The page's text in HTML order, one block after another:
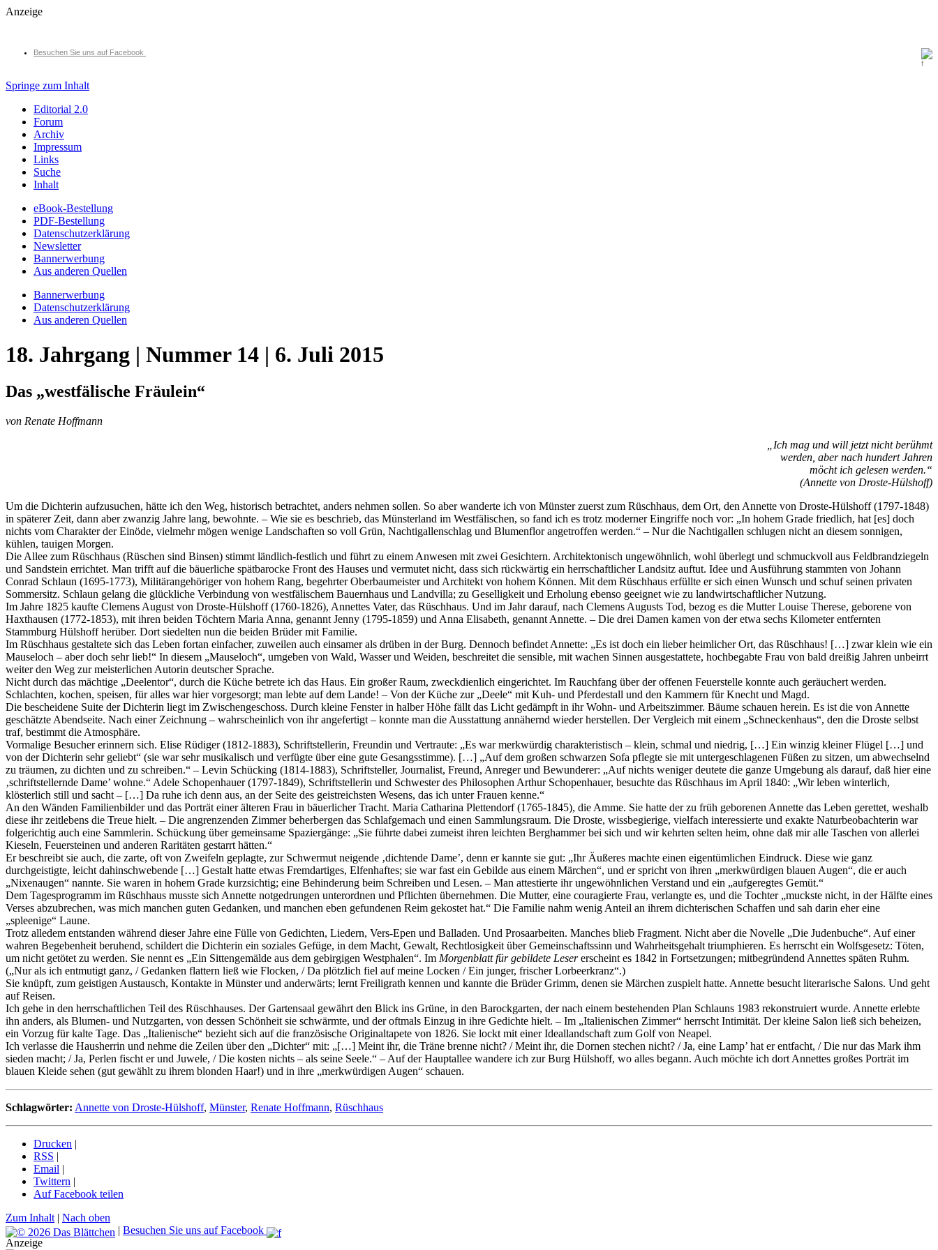
Anzeige
Besuchen Sie uns auf Facebook
Springe zum Inhalt
Editorial 2.0
Forum
Archiv
Impressum
Links
Suche
Inhalt
eBook-Bestellung
PDF-Bestellung
Datenschutzerklärung
Newsletter
Bannerwerbung
Aus anderen Quellen
Bannerwerbung
Datenschutzerklärung
Aus anderen Quellen
18. Jahrgang | Nummer 14 | 6. Juli 2015
Das „westfälische Fräulein“
von Renate Hoffmann
„Ich mag und will jetzt nicht berühmt
werden, aber nach hundert Jahren
möcht ich gelesen werden.“
(Annette von Droste-Hülshoff)
Um die Dichterin aufzusuchen, hätte ich den Weg, historisch betrachtet, anders nehmen sollen. So aber wanderte ich von Münster zuerst zum Rüschhaus, dem Ort, den Annette von Droste-Hülshoff (1797-1848)
in späterer Zeit, dann aber zwanzig Jahre lang, bewohnte. – Wie sie es beschrieb, das Münsterland im Westfälischen, so fand ich es trotz moderner Eingriffe noch vor: „In hohem Grade friedlich, hat [es] doch
nichts vom Charakter der Einöde, vielmehr mögen wenige Landschaften so voll Grün, Nachtigallenschlag und Blumenflor angetroffen werden.“ – Nur die Nachtigallen schlugen nicht an diesem sonnigen,
kühlen, tauigen Morgen.
Die Allee zum Rüschhaus (Rüschen sind Binsen) stimmt ländlich-festlich und führt zu einem Anwesen mit zwei Gesichtern. Architektonisch ungewöhnlich, wohl überlegt und schmuckvoll aus Feldbrandziegeln
und Sandstein errichtet. Man trifft auf die bäuerliche spätbarocke Front des Hauses und vermutet nicht, dass sich rückwärtig ein herrschaftlicher Landsitz auftut. Idee und Ausführung stammten von Johann
Conrad Schlaun (1695-1773), Militärangehöriger von hohem Rang, begehrter Oberbaumeister und Architekt von hohem Können. Mit dem Rüschhaus erfüllte er sich einen Wunsch und schuf seinen privaten
Sommersitz. Schlaun gelang die glückliche Verbindung von westfälischem Bauernhaus und Landvilla; zu Geselligkeit und Erholung ebenso geeignet wie zu landwirtschaftlicher Nutzung.
Im Jahre 1825 kaufte Clemens August von Droste-Hülshoff (1760-1826), Annettes Vater, das Rüschhaus. Und im Jahr darauf, nach Clemens Augusts Tod, bezog es die Mutter Louise Therese, geborene von
Haxthausen (1772-1853), mit ihren beiden Töchtern Maria Anna, genannt Jenny (1795-1859) und Anna Elisabeth, genannt Annette. – Die drei Damen kamen von der etwa sechs Kilometer entfernten
Stammburg Hülshoff herüber. Dort siedelten nun die beiden Brüder mit Familie.
Im Rüschhaus gestaltete sich das Leben fortan einfacher, zuweilen auch einsamer als drüben in der Burg. Dennoch befindet Annette: „Es ist doch ein lieber heimlicher Ort, das Rüschhaus! […] zwar klein wie ein
Mauseloch – aber doch sehr lieb!“ In diesem „Mauseloch“, umgeben von Wald, Wasser und Weiden, beschreitet die sensible, mit wachen Sinnen ausgestattete, hochbegabte Frau von bald dreißig Jahren unbeirrt
weiter den Weg zur meisterlichen Autorin deutscher Sprache.
Nicht durch das mächtige „Deelentor“, durch die Küche betrete ich das Haus. Ein großer Raum, zweckdienlich eingerichtet. Im Rauchfang über der offenen Feuerstelle konnte auch geräuchert werden.
Schlachten, kochen, speisen, für alles war hier vorgesorgt; man lebte auf dem Lande! – Von der Küche zur „Deele“ mit Kuh- und Pferdestall und den Kammern für Knecht und Magd.
Die bescheidene Suite der Dichterin liegt im Zwischengeschoss. Durch kleine Fenster in halber Höhe fällt das Licht gedämpft in ihr Wohn- und Arbeitszimmer. Bäume schauen herein. Es ist die von Annette
geschätzte Abendseite. Nach einer Zeichnung – wahrscheinlich von ihr angefertigt – konnte man die Ausstattung annähernd wieder herstellen. Der Vergleich mit einem „Schneckenhaus“, den die Droste selbst
traf, bestimmt die Atmosphäre.
Vormalige Besucher erinnern sich. Elise Rüdiger (1812-1883), Schriftstellerin, Freundin und Vertraute: „Es war merkwürdig charakteristisch – klein, schmal und niedrig, […] Ein winzig kleiner Flügel […] und
von der Dichterin sehr geliebt“ (sie war sehr musikalisch und verfügte über eine gute Gesangsstimme). […] „Auf dem großen schwarzen Sofa pflegte sie mit untergeschlagenen Füßen zu sitzen, um abwechselnd
zu träumen, zu dichten und zu schreiben.“ – Levin Schücking (1814-1883), Schriftsteller, Journalist, Freund, Anreger und Bewunderer: „Auf nichts weniger deutete die ganze Umgebung als darauf, daß hier eine
‚schriftstellernde Dame’ wohne.“ Adele Schopenhauer (1797-1849), Schriftstellerin und Schwester des Philosophen Arthur Schopenhauer, besuchte das Rüschhaus im April 1840: „Wir leben winterlich,
klösterlich still und sacht – […] Da ruhe ich denn aus, an der Seite des geistreichsten Wesens, das ich unter Frauen kenne.“
An den Wänden Familienbilder und das Porträt einer älteren Frau in bäuerlicher Tracht. Maria Catharina Plettendorf (1765-1845), die Amme. Sie hatte der zu früh geborenen Annette das Leben gerettet, weshalb
diese ihr zeitlebens die Treue hielt. – Die angrenzenden Zimmer beherbergen das Schlafgemach und einen Sammlungsraum. Die Droste, wissbegierige, vielfach interessierte und exakte Naturbeobachterin war
folgerichtig auch eine Sammlerin. Schückung über gemeinsame Spaziergänge: „Sie führte dabei zumeist ihren leichten Berghammer bei sich und wir kehrten selten heim, ohne daß mir alle Taschen von allerlei
Kieseln, Feuersteinen und anderen Raritäten gestarrt hätten.“
Er beschreibt sie auch, die zarte, oft von Zweifeln geplagte, zur Schwermut neigende ‚dichtende Dame’, denn er kannte sie gut: „Ihr Äußeres machte einen eigentümlichen Eindruck. Diese wie ganz
durchgeistigte, leicht dahinschwebende […] Gestalt hatte etwas Fremdartiges, Elfenhaftes; sie war fast ein Gebilde aus einem Märchen“, und er spricht von ihren „merkwürdigen blauen Augen“, die er auch
„Nixenaugen“ nannte. Sie waren in hohem Grade kurzsichtig; eine Behinderung beim Schreiben und Lesen. – Man attestierte ihr ungewöhnlichen Verstand und ein „aufgeregtes Gemüt.“
Dem Tagesprogramm im Rüschhaus musste sich Annette notgedrungen unterordnen und Pflichten übernehmen. Die Mutter, eine couragierte Frau, verlangte es, und die Tochter „muckste nicht, in der Hälfte eines
Verses abzubrechen, was mich manchen guten Gedanken, und manchen eben gefundenen Reim gekostet hat.“ Die Familie nahm wenig Anteil an ihrem dichterischen Schaffen und sah darin eher eine
„spleenige“ Laune.
Trotz alledem entstanden während dieser Jahre eine Fülle von Gedichten, Liedern, Vers-Epen und Balladen. Und Prosaarbeiten. Manches blieb Fragment. Nicht aber die Novelle „Die Judenbuche“. Auf einer
wahren Begebenheit beruhend, schildert die Dichterin ein soziales Gefüge, in dem Macht, Gewalt, Rechtlosigkeit über Gemeinschaftssinn und Wahrheitsgehalt triumphieren. Es herrscht ein Wolfsgesetz: Töten,
um nicht getötet zu werden. Sie nennt es „Ein Sittengemälde aus dem gebirgigen Westphalen“. Im Morgenblatt für gebildete Lesererscheint es 1842 in Fortsetzungen; mitbegründend Annettes späten Ruhm.
(„Nur als ich entmutigt ganz, / Gedanken flattern ließ wie Flocken, / Da plötzlich fiel auf meine Locken / Ein junger, frischer Lorbeerkranz“.)
Sie knüpft, zum geistigen Austausch, Kontakte in Münster und anderwärts; lernt Freiligrath kennen und kannte die Brüder Grimm, denen sie Märchen zuspielt hatte. Annette besucht literarische Salons. Und geht
auf Reisen.
Ich gehe in den herrschaftlichen Teil des Rüschhauses. Der Gartensaal gewährt den Blick ins Grüne, in den Barockgarten, der nach einem bestehenden Plan Schlauns 1983 rekonstruiert wurde. Annette erlebte
ihn anders, als Blumen- und Nutzgarten, von dessen Schönheit sie schwärmte, und der oftmals Einzug in ihre Gedichte hielt. – Im „Italienischen Zimmer“ herrscht Intimität. Der kleine Salon ließ sich beheizen,
ein Vorzug für kalte Tage. Das „Italienische“ bezieht sich auf die französische Originaltapete von 1826. Sie lockt mit einer Ideallandschaft zum Golf von Neapel.
Ich verlasse die Hausherrin und nehme die Zeilen über den „Dichter“ mit: „[…] Meint ihr, die Träne brenne nicht? / Meint ihr, die Dornen stechen nicht? / Ja, eine Lamp’ hat er entfacht, / Die nur das Mark ihm
sieden macht; / Ja, Perlen fischt er und Juwele, / Die kosten nichts – als seine Seele.“ – Auf der Hauptallee wandere ich zur Burg Hülshoff, wo alles begann. Auch möchte ich dort Annettes großes Porträt im
blauen Kleide sehen (gut gewählt zu ihrem blonden Haar!) und in ihre „merkwürdigen Augen“ schauen.
Schlagwörter: Annette von Droste-Hülshoff, Münster, Renate Hoffmann, Rüschhaus
Drucken |
RSS |
Email |
Twittern |
Auf Facebook teilen
Zum Inhalt | Nach oben
| Besuchen Sie uns auf Facebook
Anzeige